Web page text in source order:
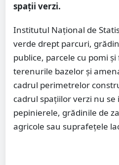
spații verzi.
Institutul Național de
verde drept parcuri,
publice, parcele cu pomi
terenurile bazelor și
cadrul perimetrelor
cadrul spațiilor verzi nu se
pepinierele, grădinile de
agricole sau suprafețele